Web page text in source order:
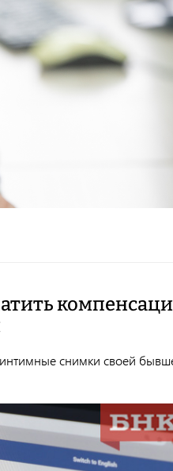
снимки своей